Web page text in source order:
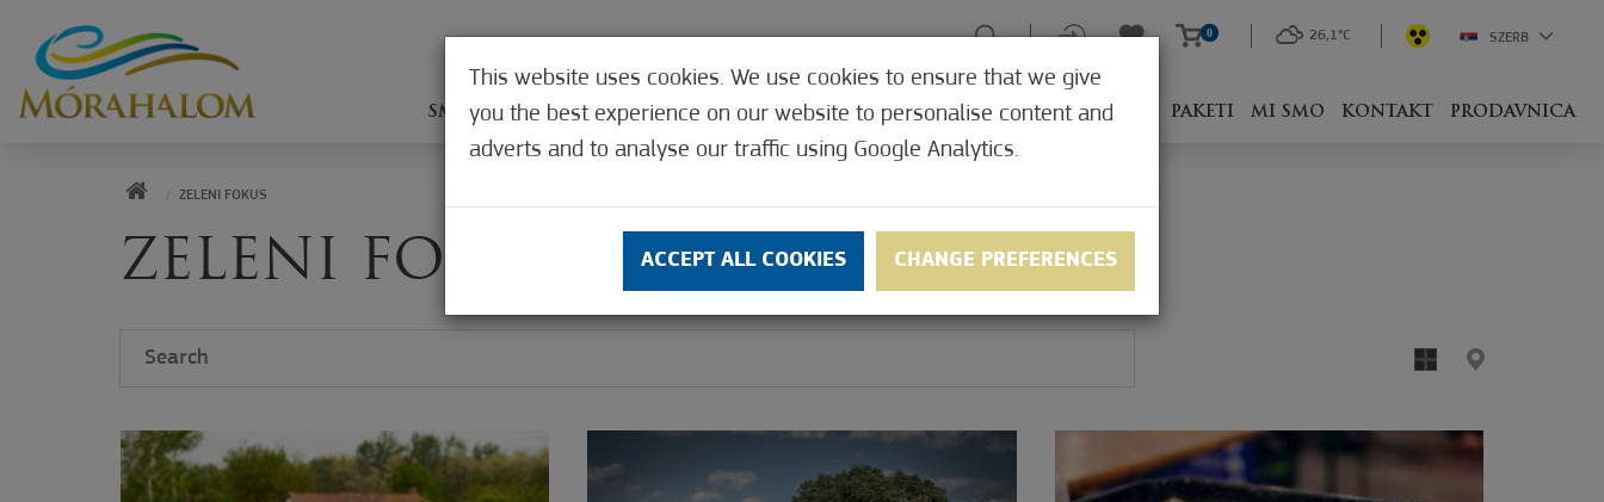
SMEŠTAJ U PONUDI DOŽIVLJAJI ZELENI FOKUS LEČILIŠTE KUDA, SA ČIM? PAKETI MI SMO KONTAKT PRODAVNICA
0 26,1°C SZERB
ZELENI FOKUS
ZELENI FOKUS
This website uses cookies. We use cookies to ensure that we give
you the best experience on our website to personalise content and
adverts and to analyse our traffic using Google Analytics.
ACCEPT ALL COOKIES CHANGE PREFERENCES